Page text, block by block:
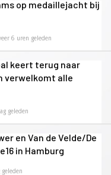
op medaillejacht bij
6 uren geleden
keert terug naar
verwelkomt alle
geleden
en Van de Velde/De
in Hamburg
geleden